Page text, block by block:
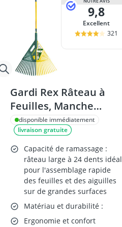
9,8
Excellent
321
Gardi Rex Râteau à
Feuilles, Manche
Télescopique
disponible immédiatement
livraison gratuite
Capacité de ramassage :
râteau large à 24 dents idéal
pour l'assemblage rapide
des feuilles et des aiguilles
sur de grandes surfaces
Matériau et durabilité :
Ergonomie et confort